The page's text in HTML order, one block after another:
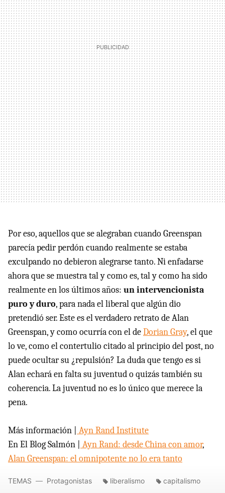
Por eso, aquellos que se alegraban cuando Greenspan
parecía pedir perdón cuando realmente se estaba
exculpando no debieron alegrarse tanto. Ni enfadarse
ahora que se muestra tal y como es, tal y como ha sido
realmente en los últimos años: un intervencionista
puro y duro, para nada el liberal que algún dio
pretendió ser. Este es el verdadero retrato de Alan
Greenspan, y como ocurría con el deDorian Gray, el que
lo ve, como el contertulio citado al principio del post, no
puede ocultar su ¿repulsión? La duda que tengo es si
Alan echará en falta su juventud o quizás también su
coherencia. La juventud no es lo único que merece la
pena.
Más información |
Ayn Rand Institute
En El Blog Salmón |
Ayn Rand: desde China con amor,
Alan Greenspan: el omnipotente no lo era tanto
TEMAS Protagonistas liberalismo capitalismo